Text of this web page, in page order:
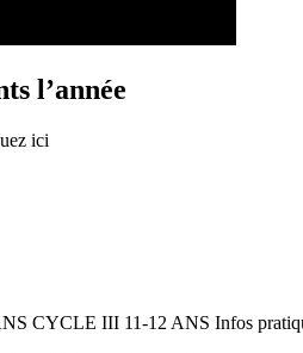
l’année
ici
CYCLE III 11-12 ANS Infos